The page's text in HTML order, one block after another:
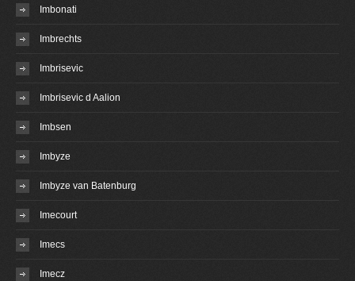
Imbonati
Imbrechts
Imbrisevic
Imbrisevic d Aalion
Imbsen
Imbyze
Imbyze van Batenburg
Imecourt
Imecs
Imecz